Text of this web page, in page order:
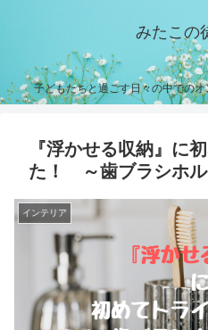
みたこの
子どもたちと過ごす日々の中での
『浮かせる収納』に
た！ ～歯ブラシホル
インテリア